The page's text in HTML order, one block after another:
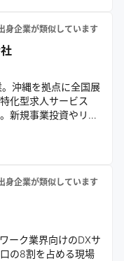
身企業が類似しています
沖縄を拠点に全国展
化型求人サービス
新規事業投資やリモ
可能性を引き出し日
身企業が類似しています
ーク業界向けのDXサ
の8割を占める現場